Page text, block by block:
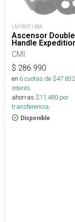
LM180514BA
Ascensor Double
Handle
CMI
$ 286.990
en 6cuotas de $47.832
interés
ahorras $11.480 por
transferencia.
Disponible